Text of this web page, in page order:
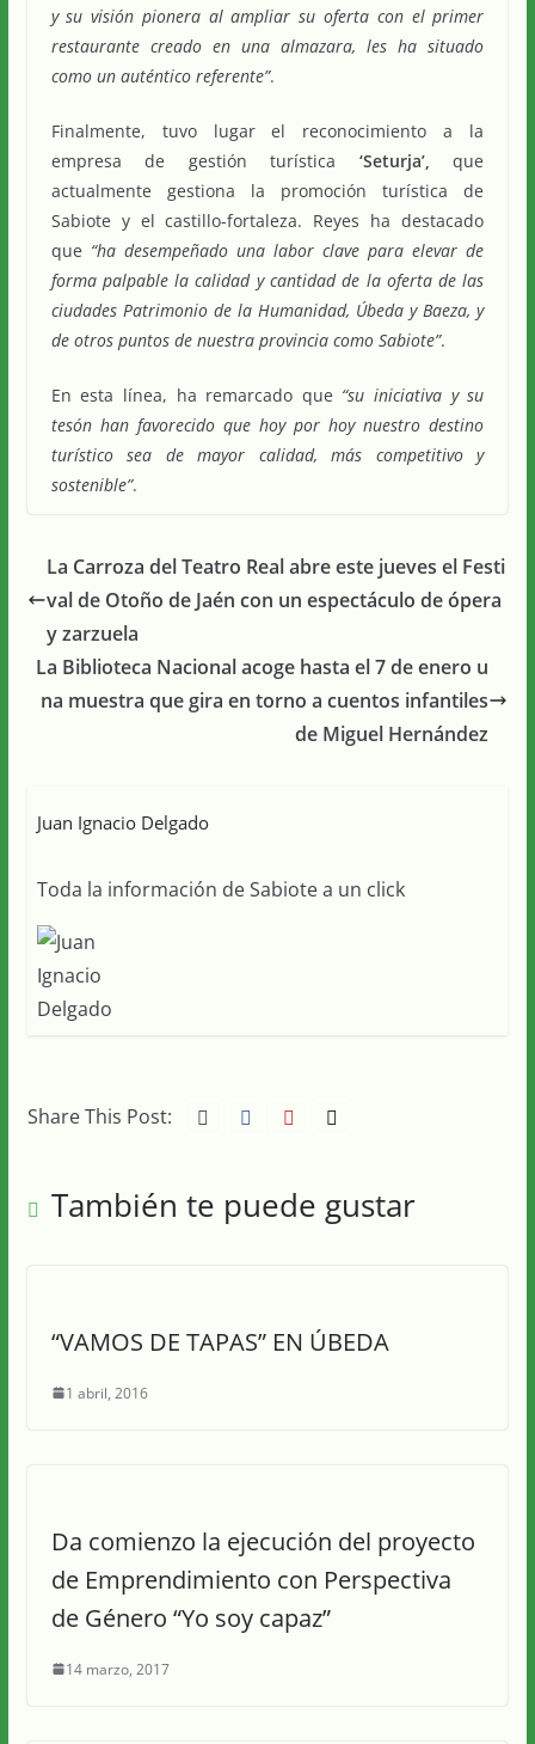
y su visión pionera al ampliar su oferta con el primer
restaurante creado en una almazara, les ha situado
como un auténtico referente”.
Finalmente, tuvo lugar el reconocimiento a la
empresa de gestión turística ‘Seturja’,
que
actualmente gestiona la promoción turística de
Sabiote y el castillo-fortaleza. Reyes ha destacado
que “ha desempeñado una labor clave para elevar de
forma palpable la calidad y cantidad de la oferta de las
ciudades Patrimonio de la Humanidad, Úbeda y Baeza, y
de otros puntos de nuestra provincia como Sabiote”.
En esta línea, ha remarcado que “su iniciativa y su
tesón han favorecido que hoy por hoy nuestro destino
turístico sea de mayor calidad, más competitivo y
sostenible”.
La Carroza del Teatro Real abre este jueves el Festi
val de Otoño de Jaén con un espectáculo de ópera
y zarzuela
La Biblioteca Nacional acoge hasta el 7 de enero u
na muestra que gira en torno a cuentos infantiles
de Miguel Hernández
Juan Ignacio Delgado
Toda la información de Sabiote a un click
Share This Post:
También te puede gustar
“VAMOS DE TAPAS” EN ÚBEDA
1 abril, 2016
Da comienzo la ejecución del proyecto
de Emprendimiento con Perspectiva
de Género “Yo soy capaz”
14 marzo, 2017